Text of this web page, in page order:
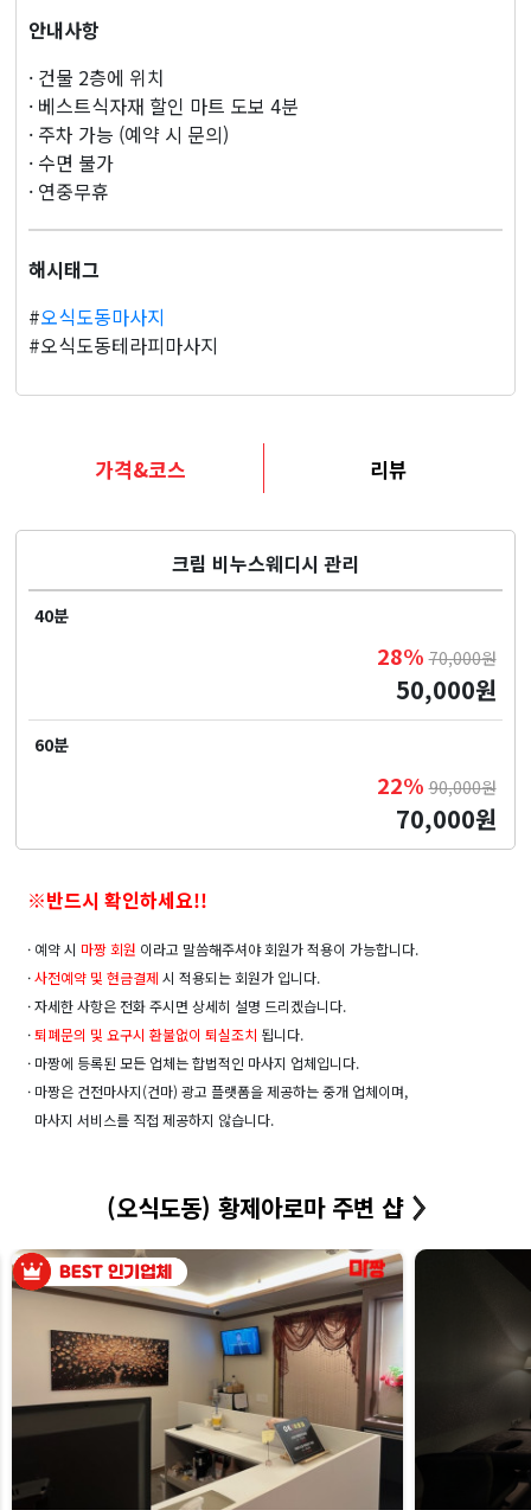
안내사항
· 건물 2층에 위치
· 베스트식자재 할인 마트 도보 4분
· 주차 가능 (예약 시 문의)
· 수면 불가
· 연중무휴
해시태그
#오식도동마사지
#오식도동테라피마사지
가격&코스 리뷰
크림 비누스웨디시 관리
40분
28% 70,000원
50,000원
60분
22% 90,000원
70,000원
※반드시 확인하세요!!
· 예약 시 마짱 회원 이라고 말씀해주셔야 회원가 적용이 가능합니다.
·사전예약 및 현금결제 시 적용되는 회원가 입니다.
· 자세한 사항은 전화 주시면 상세히 설명 드리겠습니다.
·퇴폐문의 및 요구시 환불없이 퇴실조치 됩니다.
· 마짱에 등록된 모든 업체는 합법적인 마사지 업체입니다.
· 마짱은 건전마사지(건마) 광고 플랫폼을 제공하는 중개 업체이며,
마사지 서비스를 직접 제공하지 않습니다.
(오식도동) 황제아로마 주변 샵